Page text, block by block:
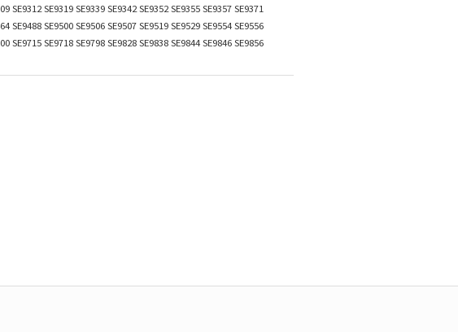
SE9312 SE9319 SE9339 SE9342 SE9352 SE9355 SE9357 SE9371
SE9488 SE9500 SE9506 SE9507 SE9519 SE9529 SE9554 SE9556
SE9715 SE9718 SE9798 SE9828 SE9838 SE9844 SE9846 SE9856